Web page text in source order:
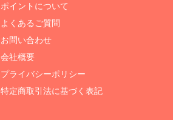
ポイントについて
よくあるご質問
お問い合わせ
会社概要
プライバシーポリシー
特定商取引法に基づく表記